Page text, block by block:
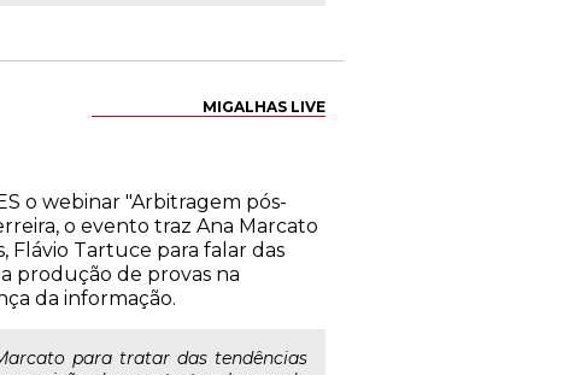
MIGALHAS LIVE
o webinar "Arbitragem pós-
o evento traz Ana Marcato
Flávio Tartuce para falar das
produção de provas na
da informação.
para tratar das tendências